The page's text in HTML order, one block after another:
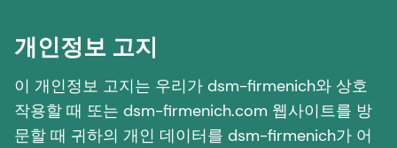
개인정보 고지
이 개인정보 고지는 우리가 dsm-firmenich와 상호
작용할 때 또는 dsm-firmenich.com 웹사이트를 방
문할 때 귀하의 개인 데이터를 dsm-firmenich가 어